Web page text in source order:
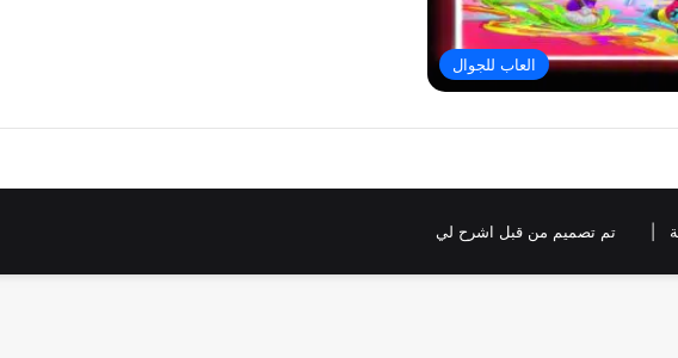
العاب للجوال
تم تصميم من قبل اشرح لي